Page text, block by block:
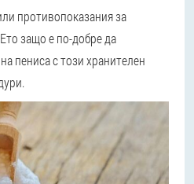
противопоказания за
защо е по-добре да
пениса с този хранителен